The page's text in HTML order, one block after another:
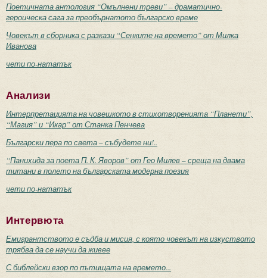
Поетичната антология “Омълнени треви” – драматично-
героическа сага за преобърнатото българско време
Човекът в сборника с разкази “Сенките на времето” от Милка
Иванова
чети по-нататък
Анализи
Интерпретацията на човешкото в стихотворенията “Планети”,
“Магия” и “Икар” от Станка Пенчева
Български пера по света – събудете ни!..
“Панихида за поета П. К. Яворов” от Гео Милев – среща на двама
титани в полето на българската модерна поезия
чети по-нататък
Интервюта
Емигрантството е съдба и мисия, с която човекът на изкуството
трябва да се научи да живее
С библейски взор по пътищата на времето...